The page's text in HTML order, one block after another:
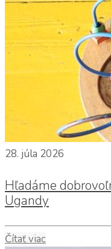
28. júla 2026
Hľadáme
Ugandy
Čítať viac